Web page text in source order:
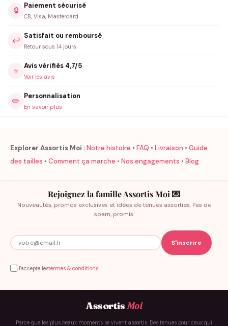
🔒
Paiement sécurisé
CB, Visa, Mastercard
↩️
Satisfait ou remboursé
Retour sous 14 jours
⭐
Avis vérifiés 4,7/5
Voir les avis
✏️
Personnalisation
En savoir plus
Explorer Assortis Moi :Notre histoire • FAQ • Livraison • Guide
des tailles • Comment ça marche • Nos engagements • Blog
Rejoignez la famille Assortis Moi 💌
Nouveautés, promos exclusives et idées de tenues assorties. Pas de
spam, promis.
J'accepte lestermes & conditions
AssortisMoi
Parce que les plus beaux moments se vivent assortis. Des tenues pour ceux qui